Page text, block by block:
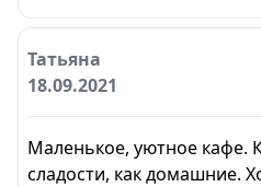
Татьяна
18.09.2021
Маленькое, уютное кафе.
сладости, как домашние.